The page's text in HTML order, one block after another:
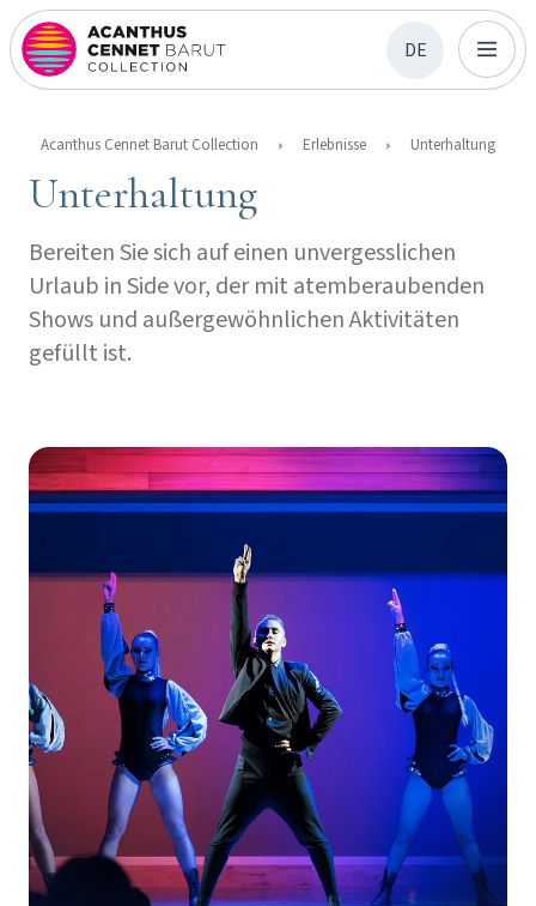
DE
Acanthus Cennet Barut Collection Erlebnisse Unterhaltung
Unterhaltung
Bereiten Sie sich auf einen unvergesslichen
Urlaub in Side vor, der mit atemberaubenden
Shows und außergewöhnlichen Aktivitäten
gefüllt ist.